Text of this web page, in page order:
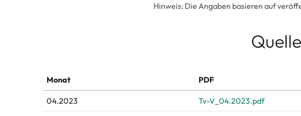
Hinweis: Die Angaben basieren auf
Monat PDF
04.2023 Tv-V_04.2023.pdf